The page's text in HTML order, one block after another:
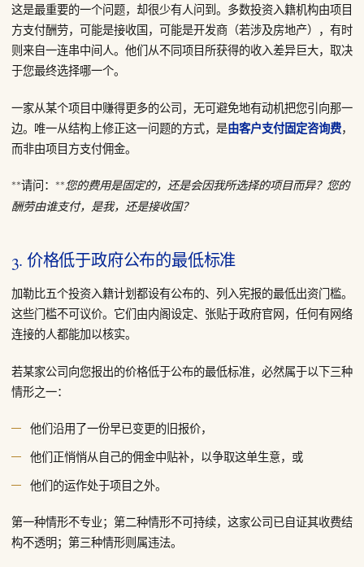
这是最重要的一个问题，却很少有人问到。多数投资入籍机构由项目
方支付酬劳，可能是接收国，可能是开发商（若涉及房地产），有时
则来自一连串中间人。他们从不同项目所获得的收入差异巨大，取决
于您最终选择哪一个。
一家从某个项目中赚得更多的公司，无可避免地有动机把您引向那一
边。唯一从结构上修正这一问题的方式，是由客户支付固定咨询费，
而非由项目方支付佣金。
**请问：**您的费用是固定的，还是会因我所选择的项目而异？您的
酬劳由谁支付，是我，还是接收国？
3. 价格低于政府公布的最低标准
加勒比五个投资入籍计划都设有公布的、列入宪报的最低出资门槛。
这些门槛不可议价。它们由内阁设定、张贴于政府官网，任何有网络
连接的人都能加以核实。
若某家公司向您报出的价格低于公布的最低标准，必然属于以下三种
情形之一：
他们沿用了一份早已变更的旧报价，
他们正悄悄从自己的佣金中贴补，以争取这单生意，或
他们的运作处于项目之外。
第一种情形不专业；第二种情形不可持续，这家公司已自证其收费结
构不透明；第三种情形则属违法。